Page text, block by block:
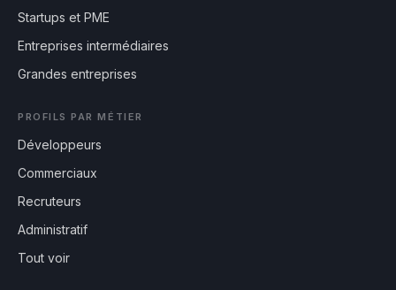
Startups et PME
Entreprises intermédiaires
Grandes entreprises
PROFILS PAR MÉTIER
Développeurs
Commerciaux
Recruteurs
Administratif
Tout voir